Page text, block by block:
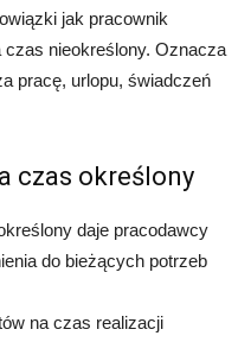
jak pracownik
nieokreślony. Oznacza
pracę, urlopu, świadczeń
czas określony
daje pracodawcy
do bieżących potrzeb
na czas realizacji